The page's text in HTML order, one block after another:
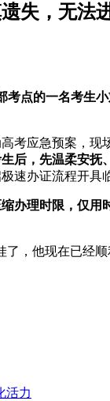
失，无法
考点的一名考生
高考应急预案 ，现
后，先温柔安抚
速办证流程开具
办理时限，仅用
，他现在已经
活力